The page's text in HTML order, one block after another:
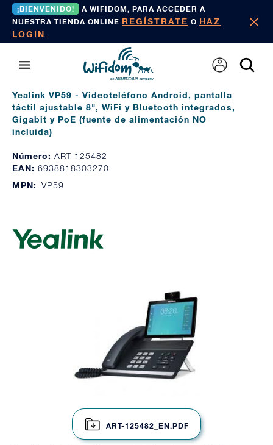
¡BIENVENIDO!
A WIFIDOM, PARA ACCEDER A
NUESTRA TIENDA ONLINE REGÍSTRATE O HAZ
LOGIN
Yealink VP59 - Videoteléfono Android, pantalla
táctil ajustable 8", WiFi y Bluetooth integrados,
Gigabit y PoE (fuente de alimentación NO
incluida)
Número: ART-125482
EAN: 6938818303270
MPN: VP59
ART-125482_EN.PDF